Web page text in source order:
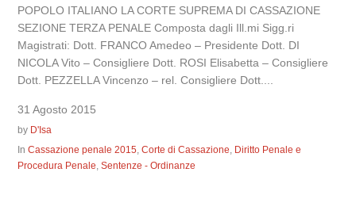
POPOLO ITALIANO LA CORTE SUPREMA DI CASSAZIONE
SEZIONE TERZA PENALE Composta dagli Ill.mi Sigg.ri
Magistrati: Dott. FRANCO Amedeo – Presidente Dott. DI
NICOLA Vito – Consigliere Dott. ROSI Elisabetta – Consigliere
Dott. PEZZELLA Vincenzo – rel. Consigliere Dott....
31 Agosto 2015
by D'Isa
InCassazione penale 2015,Corte di Cassazione, Diritto Penale e
Procedura Penale,Sentenze - Ordinanze